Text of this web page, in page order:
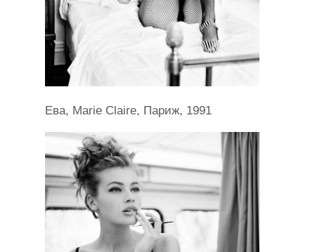
Ева, Marie Claire, Париж, 1991